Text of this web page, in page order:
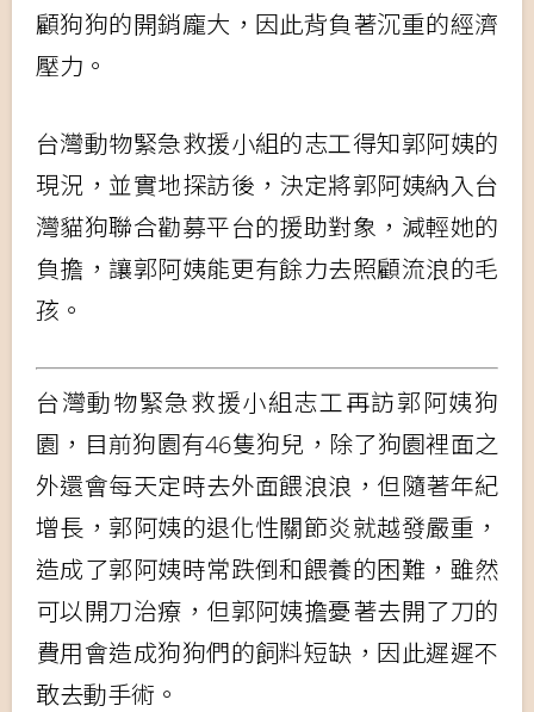
顧狗狗的開銷龐大，因此背負著沉重的經濟
壓力。
台灣動物緊急救援小組的志工得知郭阿姨的
現況，並實地探訪後，決定將郭阿姨納入台
灣貓狗聯合勸募平台的援助對象，減輕她的
負擔，讓郭阿姨能更有餘力去照顧流浪的毛
孩。
台灣動物緊急救援小組志工再訪郭阿姨狗
園，目前狗園有46隻狗兒，除了狗園裡面之
外還會每天定時去外面餵浪浪，但隨著年紀
增長，郭阿姨的退化性關節炎就越發嚴重，
造成了郭阿姨時常跌倒和餵養的困難，雖然
可以開刀治療，但郭阿姨擔憂著去開了刀的
費用會造成狗狗們的飼料短缺，因此遲遲不
敢去動手術。